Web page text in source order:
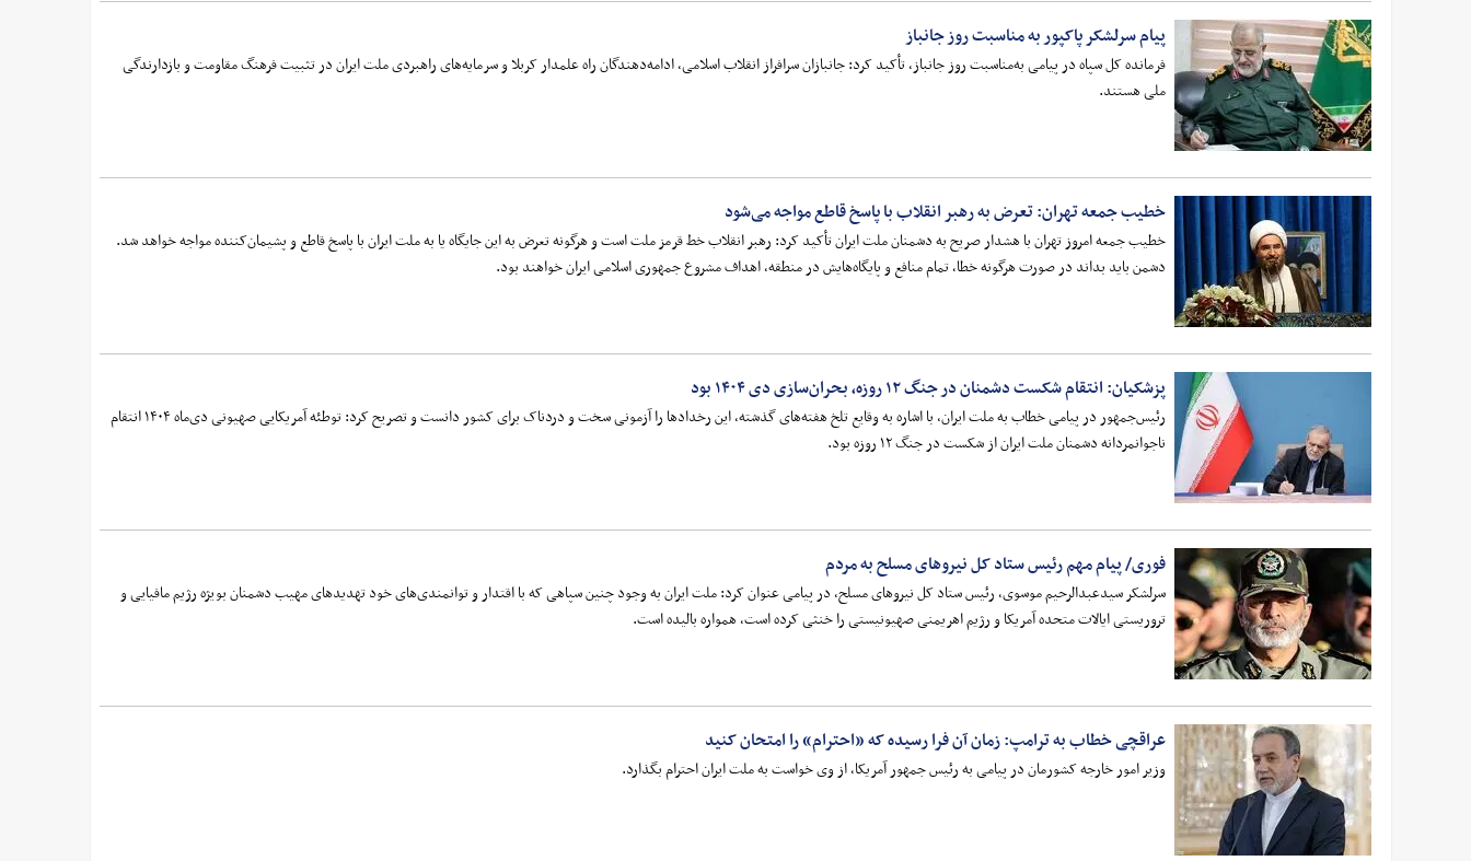
پیام سرلشکر پاکپور به مناسبت روز جانباز
فرمانده کل سپاه در پیامی به‌مناسبت روز جانباز، تأکید کرد: جانبازان سرافراز انقلاب اسلامی، ادامه‌دهندگان راه علمدار کربلا و سرمایه‌های راهبردی ملت ایران در تثبیت فرهنگ مقاومت و بازدارندگی
ملی هستند.
خطیب جمعه تهران: تعرض به رهبر انقلاب با پاسخ قاطع مواجه می‌شود
خطیب جمعه امروز تهران با هشدار صریح به دشمنان ملت ایران تأکید کرد: رهبر انقلاب خط قرمز ملت است و هرگونه تعرض به این جایگاه یا به ملت ایران با پاسخ قاطع و پشیمان‌کننده مواجه خواهد شد.
دشمن باید بداند در صورت هرگونه خطا، تمام منافع و پایگاه‌هایش در منطقه، اهداف مشروع جمهوری اسلامی ایران خواهند بود.
پزشکیان: انتقام شکست دشمنان در جنگ ۱۲ روزه، بحران‌سازی دی‌ ۱۴۰۴ بود
رئیس‌جمهور در پیامی خطاب به ملت ایران، با اشاره به وقایع تلخ هفته‌های گذشته، این رخدادها را آزمونی سخت و دردناک برای کشور دانست و تصریح کرد: توطئه آمریکایی صهیونی دی‌ماه ۱۴۰۴ انتقام
ناجوانمردانه دشمنان ملت ایران از شکست در جنگ ۱۲ روزه بود.
فوری/ پیام مهم رئیس ستاد کل نیروهای مسلح به مردم
سرلشکر سیدعبدالرحیم موسوی، رئیس ستاد کل نیروهای مسلح، در پیامی عنوان کرد: ملت ایران به وجود چنین سپاهی که با اقتدار و توانمندی‌های خود تهدیدهای مهیب دشمنان بویژه رژیم مافیایی و
تروریستی ایالات متحده آمریکا و رژیم اهریمنی صهیونیستی را خنثی کرده است، همواره بالیده است.
عراقچی خطاب به ترامپ: زمان آن فرا رسیده که «احترام» را امتحان کنید
وزیر امور خارجه کشورمان در پیامی به رئیس جمهور آمریکا، از وی خواست به ملت ایران احترام بگذارد.